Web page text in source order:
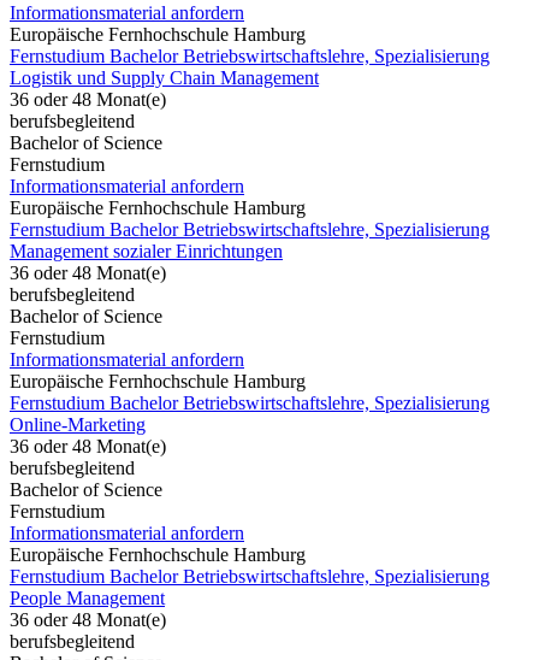
Informationsmaterial anfordern
Europäische Fernhochschule Hamburg
Fernstudium Bachelor Betriebswirtschaftslehre, Spezialisierung
Logistik und Supply Chain Management
36 oder 48 Monat(e)
berufsbegleitend
Bachelor of Science
Fernstudium
Informationsmaterial anfordern
Europäische Fernhochschule Hamburg
Fernstudium Bachelor Betriebswirtschaftslehre, Spezialisierung
Management sozialer Einrichtungen
36 oder 48 Monat(e)
berufsbegleitend
Bachelor of Science
Fernstudium
Informationsmaterial anfordern
Europäische Fernhochschule Hamburg
Fernstudium Bachelor Betriebswirtschaftslehre, Spezialisierung
Online-Marketing
36 oder 48 Monat(e)
berufsbegleitend
Bachelor of Science
Fernstudium
Informationsmaterial anfordern
Europäische Fernhochschule Hamburg
Fernstudium Bachelor Betriebswirtschaftslehre, Spezialisierung
People Management
36 oder 48 Monat(e)
berufsbegleitend